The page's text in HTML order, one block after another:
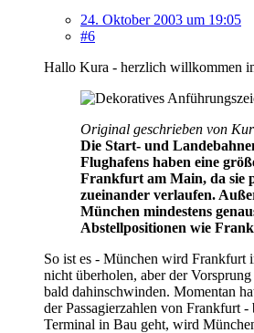
24. Oktober 2003 um 19:05
#6
Hallo Kura - herzlich willkommen
Original geschrieben von
Die Start- und
Flughafens haben eine
Frankfurt am Main, da sie
zueinander verlaufen.
München mindestens
Abstellpositionen wie
So ist es - München wird Frankfurt
nicht überholen, aber der
bald dahinschwinden. Momentan
der Passagierzahlen von Frankfurt -
Terminal in Bau geht, wird